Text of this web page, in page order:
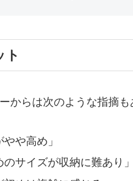
ト
からは次のような指摘も
やや高め」
のサイズが収納に難あり」